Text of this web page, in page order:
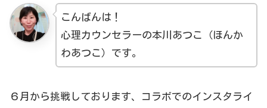
こんばんは！
心理カウンセラーの本川あつこ（ほんか
わあつこ）です。
６月から挑戦しております、コラボでのインスタライ